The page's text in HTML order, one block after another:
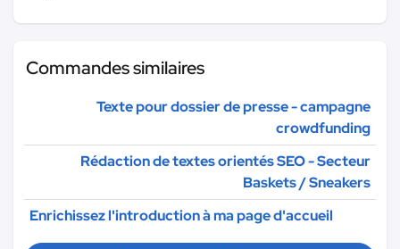
Commandes similaires
Texte pour dossier de presse - campagne
crowdfunding
Rédaction de textes orientés SEO - Secteur
Baskets / Sneakers
Enrichissez l'introduction à ma page d'accueil